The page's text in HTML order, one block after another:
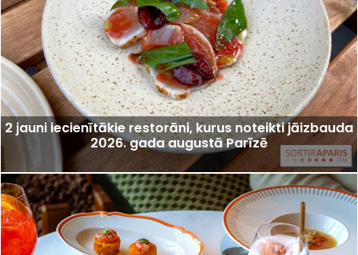
2 jauni iecienītākie restorāni, kurus noteikti jāizbauda
2026. gada augustā Parīzē